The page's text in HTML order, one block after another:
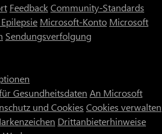
FeedbackCommunity-Standards
Microsoft-Konto Microsoft
Sendungsverfolgung
Gesundheitsdaten An Microsoft
und Cookies Cookies verwalten
Drittanbieterhinweise